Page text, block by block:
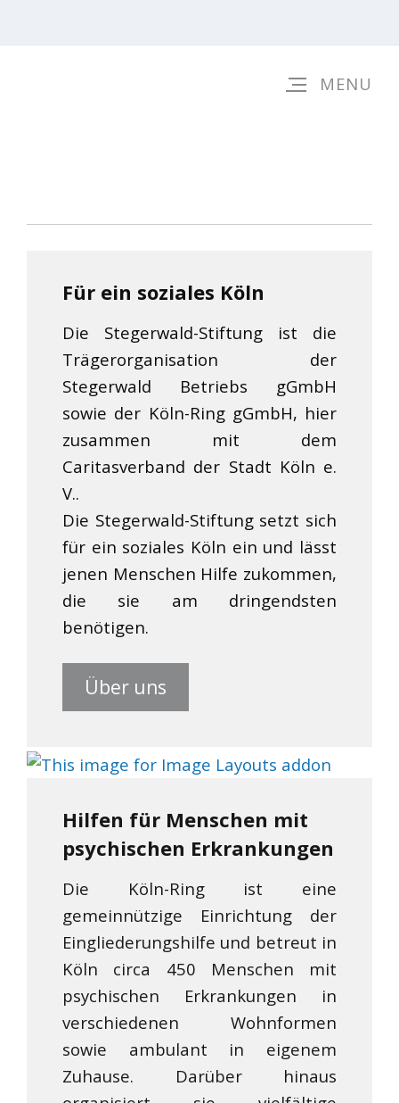
Für ein soziales Köln
Die Stegerwald-Stiftung ist die
Trägerorganisation der
Stegerwald Betriebs gGmbH
sowie der Köln-Ring gGmbH, hier
zusammen mit dem
Caritasverband der Stadt Köln e.
V..
Die Stegerwald-Stiftung setzt sich
für ein soziales Köln ein und lässt
jenen Menschen Hilfe zukommen,
die sie am dringendsten
benötigen.
Über uns
Hilfen für Menschen mit
psychischen Erkrankungen
Die Köln-Ring ist eine
gemeinnützige Einrichtung der
Eingliederungshilfe und betreut in
Köln circa 450 Menschen mit
psychischen Erkrankungen in
verschiedenen Wohnformen
sowie ambulant in eigenem
Zuhause. Darüber hinaus